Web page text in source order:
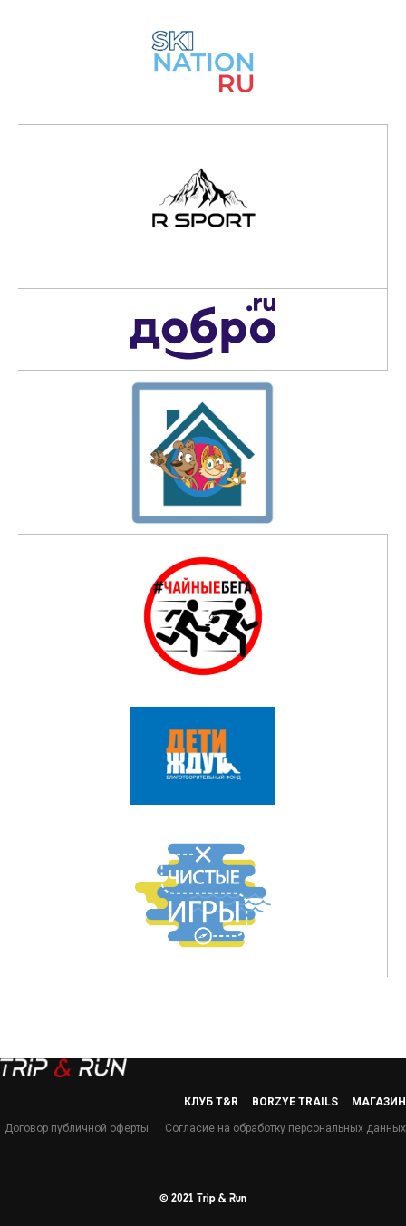
КЛУБ T&R BORZYE TRAILS МАГАЗИН
Договор публичной оферты Согласие на обработку персональных данных
© 2021 Trip & Run